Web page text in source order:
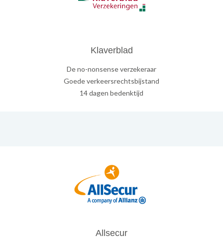
Klaverblad
De no-nonsense verzekeraar
Goede verkeersrechtsbijstand
14 dagen bedenktijd
Allsecur